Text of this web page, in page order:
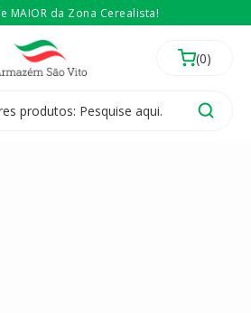
e MAIOR da Zona Cerealista!
na Zona Cerealista de São Paulo!
EntãoCompre no atacado